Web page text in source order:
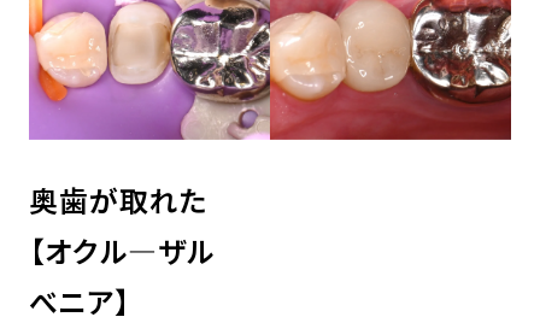
奥歯が取れた
【オクル―ザル
べニア】